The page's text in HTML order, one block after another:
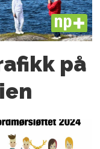
PLUS
på